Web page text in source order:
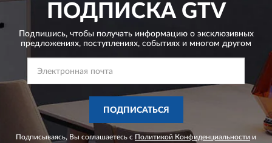
ПОДПИСКАGTV
Подпишись, чтобы получать информацию о эксклюзивных
предложениях, поступлениях, событиях и многом другом
ПОДПИСАТЬСЯ
Подписываясь, Вы соглашаетесь с Политикой Конфиденциальности и